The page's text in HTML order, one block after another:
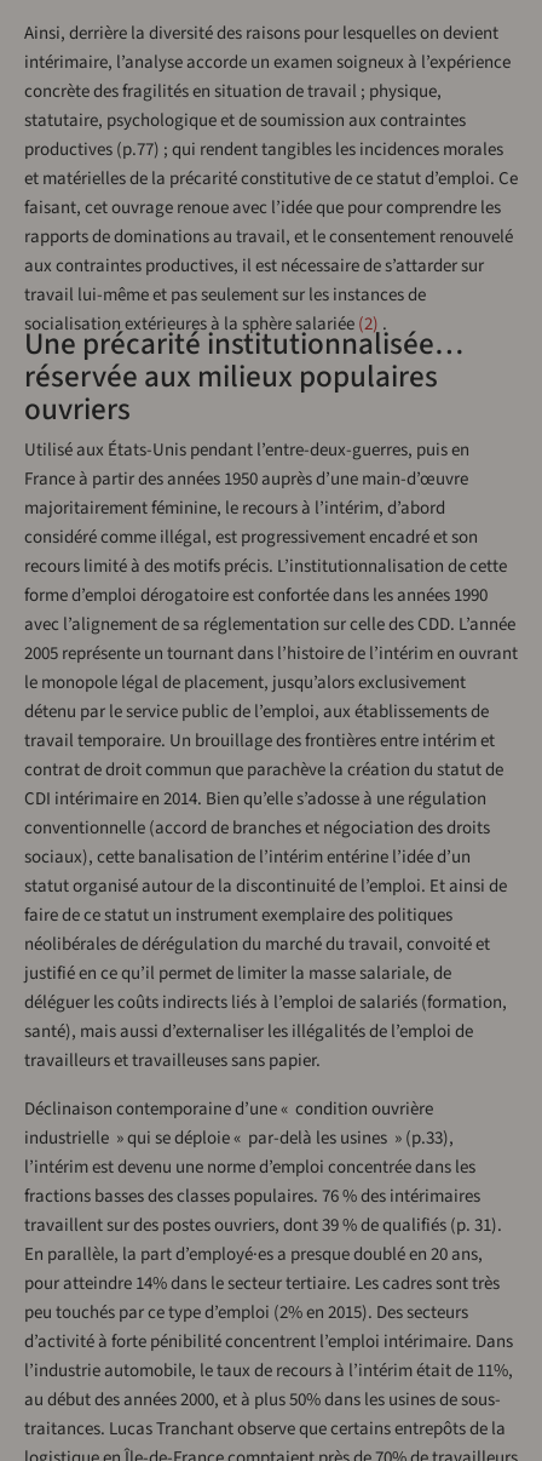
Ainsi, derrière la diversité des raisons pour lesquelles on devient
intérimaire, l’analyse accorde un examen soigneux à l’expérience
concrète des fragilités en situation de travail ; physique,
statutaire, psychologique et de soumission aux contraintes
productives (p.77) ; qui rendent tangibles les incidences morales
et matérielles de la précarité constitutive de ce statut d’emploi. Ce
faisant, cet ouvrage renoue avec l’idée que pour comprendre les
rapports de dominations au travail, et le consentement renouvelé
aux contraintes productives, il est nécessaire de s’attarder sur
travail lui-même et pas seulement sur les instances de
socialisation extérieures à la sphère salariée 2 .
Une précarité institutionnalisée…
réservée aux milieux populaires
ouvriers
Utilisé aux États-Unis pendant l’entre-deux-guerres, puis en
France à partir des années 1950 auprès d’une main-d’œuvre
majoritairement féminine, le recours à l’intérim, d’abord
considéré comme illégal, est progressivement encadré et son
recours limité à des motifs précis. L’institutionnalisation de cette
forme d’emploi dérogatoire est confortée dans les années 1990
avec l’alignement de sa réglementation sur celle des CDD. L’année
2005 représente un tournant dans l’histoire de l’intérim en ouvrant
le monopole légal de placement, jusqu’alors exclusivement
détenu par le service public de l’emploi, aux établissements de
travail temporaire. Un brouillage des frontières entre intérim et
contrat de droit commun que parachève la création du statut de
CDI intérimaire en 2014. Bien qu’elle s’adosse à une régulation
conventionnelle (accord de branches et négociation des droits
sociaux), cette banalisation de l’intérim entérine l’idée d’un
statut organisé autour de la discontinuité de l’emploi. Et ainsi de
faire de ce statut un instrument exemplaire des politiques
néolibérales de dérégulation du marché du travail, convoité et
justifié en ce qu’il permet de limiter la masse salariale, de
déléguer les coûts indirects liés à l’emploi de salariés (formation,
santé), mais aussi d’externaliser les illégalités de l’emploi de
travailleurs et travailleuses sans papier.
Déclinaison contemporaine d’une « condition ouvrière
industrielle » qui se déploie « par-delà les usines » (p.33),
l’intérim est devenu une norme d’emploi concentrée dans les
fractions basses des classes populaires. 76 % des intérimaires
travaillent sur des postes ouvriers, dont 39 % de qualifiés (p. 31).
En parallèle, la part d’employé·es a presque doublé en 20 ans,
pour atteindre 14% dans le secteur tertiaire. Les cadres sont très
peu touchés par ce type d’emploi (2% en 2015). Des secteurs
d’activité à forte pénibilité concentrent l’emploi intérimaire. Dans
l’industrie automobile, le taux de recours à l’intérim était de 11%,
au début des années 2000, et à plus 50% dans les usines de sous-
traitances. Lucas Tranchant observe que certains entrepôts de la